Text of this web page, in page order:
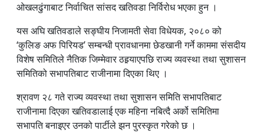
ओखलढुंगाबाट निर्वाचित सांसद खतिवडा निर्विरोध भएका हुन ।
यस अघि खतिवडाले सङ्घीय निजामती सेवा विधेयक, २०८० को
‘कुलिङ अफ पिरियड’ सम्बन्धी प्रावधानमा छेडखानी गर्ने काममा संसदीय
विशेष समितिले नैतिक जिम्मेवार ठहर्‍याएपछि राज्य व्यवस्था तथा सुशासन
समितिको सभापतिबाट राजीनामा दिएका थिए ।
श्रावण २८ गते राज्य व्यवस्था तथा सुशासन समिति सभापतिबाट
राजीनामा दिएका खतिवडालाई एक महिना नबित्दै अर्को समितिमा
सभापति बनाइएर उनको पार्टीले झन पुरस्कृत गरेको छ ।